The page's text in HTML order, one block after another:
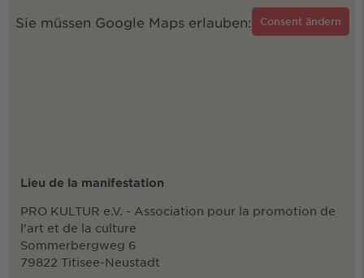
Sie müssen Google Maps erlauben: Consent ändern
Lieu de la manifestation
PRO KULTUR e.V. - Association pour la promotion de
l'art et de la culture
Sommerbergweg 6
79822 Titisee-Neustadt